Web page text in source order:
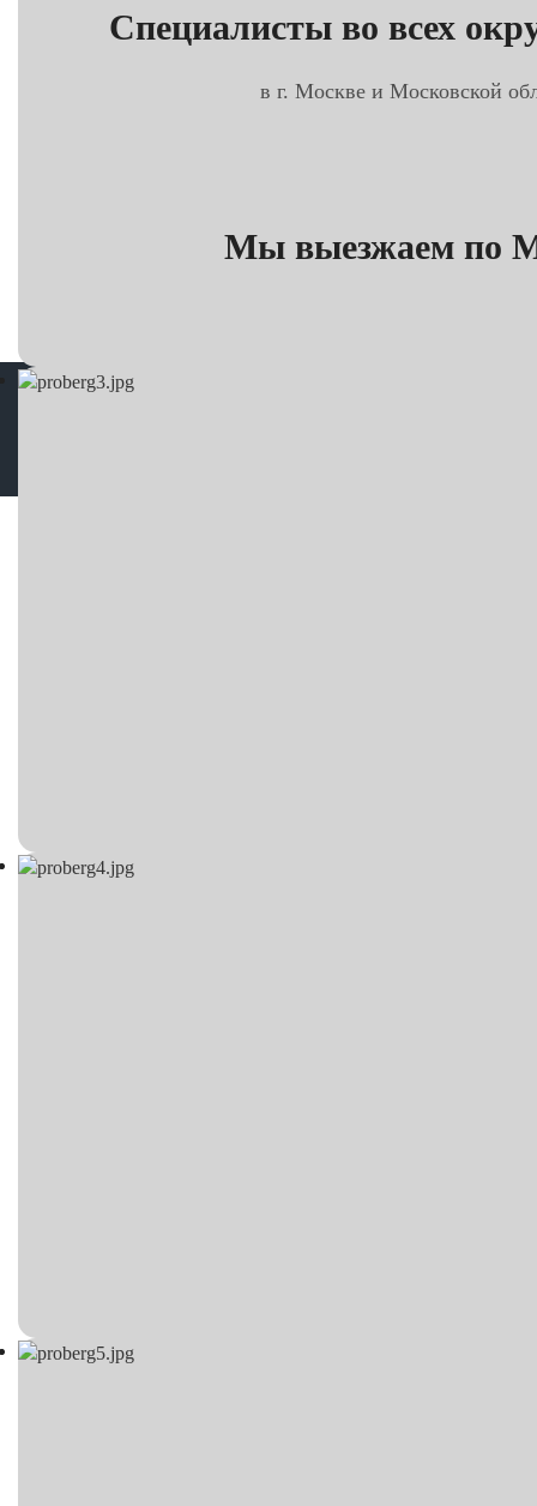
Специалисты во всех
в г. Москве и Московской
Мы выезжаем по